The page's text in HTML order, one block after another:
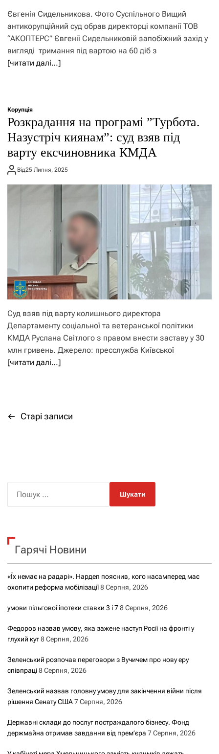
Євгенія Сидельникова. Фото Суспільного Вищий
антикорупційний суд обрав директорці компанії ТОВ
“АКОПТЕРС” Євгенії Сидельниковій запобіжний захід у
вигляді тримання під вартою на 60 діб з
[читати далі…]
Корупція
Розкрадання на програмі ”Турбота.
Назустріч киянам”: суд взяв під
варту ексчиновника КМДА
Від25 Липня, 2025
Суд взяв під варту колишнього директора
Департаменту соціальної та ветеранської політики
КМДА Руслана Світлого з правом внести заставу у 30
млн гривень. Джерело: пресслужба Київської
[читати далі…]
Н
і
г
ц
і
я
з
а
а
п
с
← Старі записи
к
Гарячі Новини
«Їх немає на радарі». Нардеп пояснив, кого насамперед має
охопити реформа мобілізації8 Серпня, 2026
умови пільгової іпотеки ставки 3 і 78 Серпня, 2026
Федоров назвав умову, яка зажене наступ Росії на фронті у
глухий кут8 Серпня, 2026
Зеленський розпочав переговори з Вучичем про нову еру
співпраці8 Серпня, 2026
Зеленський назвав головну умову для закінчення війни після
рішення Сенату США7 Серпня, 2026
Державні склади до послуг постраждалого бізнесу. Фонд
держмайна отримав завдання від прем’єра 7 Серпня, 2026